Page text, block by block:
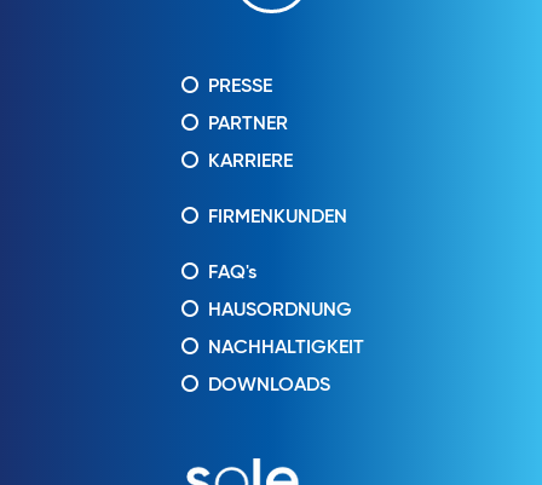
PRESSE
PARTNER
KARRIERE
FIRMENKUNDEN
FAQ's
HAUSORDNUNG
NACHHALTIGKEIT
DOWNLOADS